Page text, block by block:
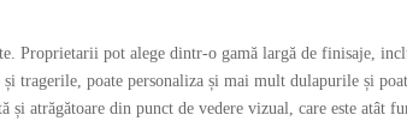
Proprietarii pot alege dintr-o gamă largă de finisaje,
tragerile, poate personaliza și mai mult dulapurile și
și atrăgătoare din punct de vedere vizual, care este atât